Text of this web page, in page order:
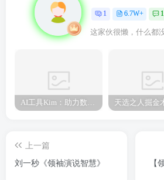
1 6.7W+ 1
这家伙很懒，什么都
AI工具Kim：助力数字化转型的智能助手
上一篇
刘一秒《领袖演说智慧》
【